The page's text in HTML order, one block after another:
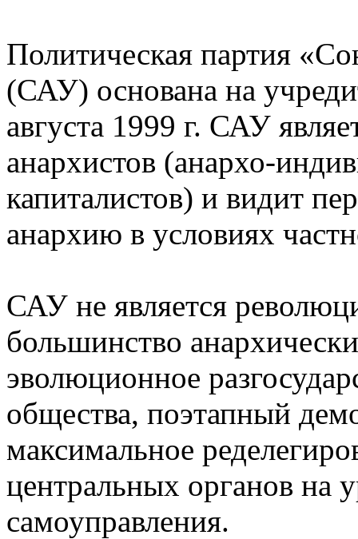
Политическая партия
(САУ) основана на
августа 1999 г. САУ
анархистов (анархо-
капиталистов) и видит
анархию в условиях
САУ не является
большинство
эволюционное
общества, поэтапный
максимальное
центральных органов на
самоуправления.